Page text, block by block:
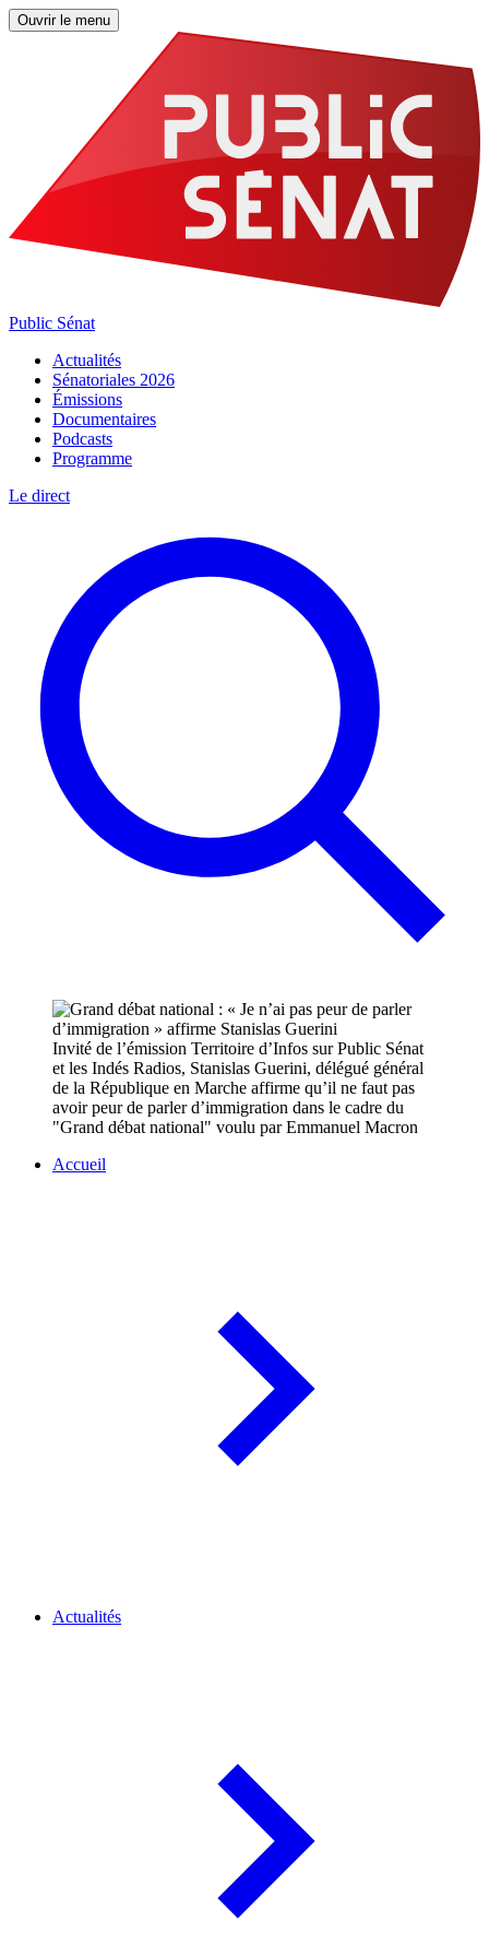
Ouvrir le menu
Public Sénat
Actualités
Sénatoriales 2026
Émissions
Documentaires
Podcasts
Programme
Le direct
Invité de l’émission Territoire d’Infos sur Public Sénat
et les Indés Radios, Stanislas Guerini, délégué général
de la République en Marche affirme qu’il ne faut pas
avoir peur de parler d’immigration dans le cadre du
"Grand débat national" voulu par Emmanuel Macron
Accueil
Actualités